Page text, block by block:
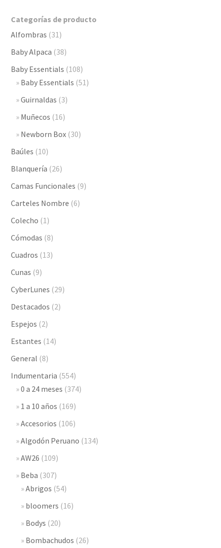
Categorías de producto
Alfombras (31)
Baby Alpaca (38)
Baby Essentials (108)
Baby Essentials (51)
Guirnaldas (3)
Muñecos (16)
Newborn Box (30)
Baúles (10)
Blanquería (26)
Camas Funcionales (9)
Carteles Nombre (6)
Colecho (1)
Cómodas (8)
Cuadros (13)
Cunas (9)
CyberLunes (29)
Destacados (2)
Espejos (2)
Estantes (14)
General (8)
Indumentaria (554)
0 a 24 meses (374)
1 a 10 años (169)
Accesorios (106)
Algodón Peruano (134)
AW26 (109)
Beba (307)
Abrigos (54)
bloomers (16)
Bodys (20)
Bombachudos (26)